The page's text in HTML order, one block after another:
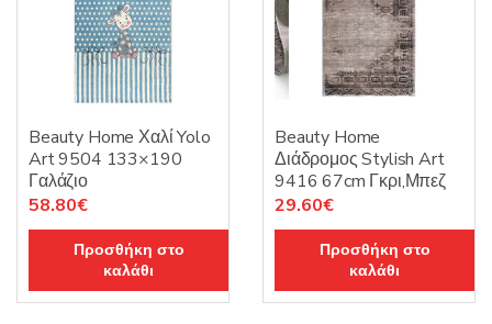
Beauty Home Χαλί Yolo
Art 9504 133×190
Γαλάζιο
Original
price
58.80€Η
τρέχουσα
τιμή
είναι:
58.80€.
Προσθήκη στο
καλάθι
Beauty Home
Διάδρομος Stylish Art
9416 67cm Γκρι,Μπεζ
Original
price
29.60€Η
τρέχουσα
τιμή
είναι:
29.60€.
Προσθήκη στο
καλάθι